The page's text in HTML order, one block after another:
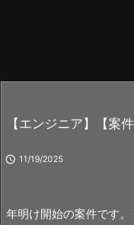
【エンジニア】【案
 11/19/2025
年明け開始の案件です。